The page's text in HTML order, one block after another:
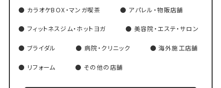
カラオケBOX・マンガ喫茶 アパレル・物販店舗
フィットネスジム・ホットヨガ 美容院・エステ・サロン
ブライダル 病院・クリニック 海外施工店舗
リフォーム その他の店舗